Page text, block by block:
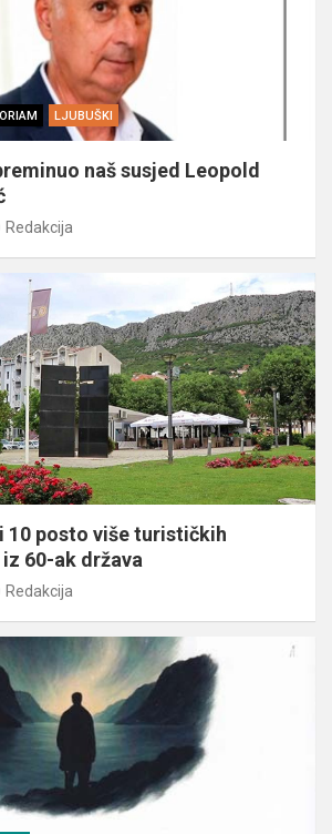
LJUBUŠKI
naš susjed Leopold
Redakcija
10 posto više turističkih
60-ak država
Redakcija